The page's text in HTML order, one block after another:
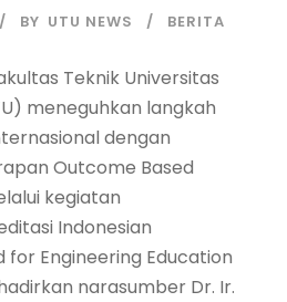
BY UTU NEWS BERITA
Teknik Universitas
meneguhkan langkah
dengan
Outcome Based
kegiatan
Indonesian
Engineering Education
narasumber Dr. Ir.